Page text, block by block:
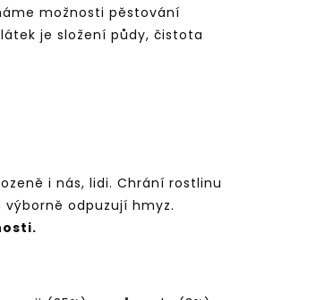
možnosti pěstování
je složení půdy, čistota
i nás, lidi. Chrání rostlinu
odpuzují hmyz.